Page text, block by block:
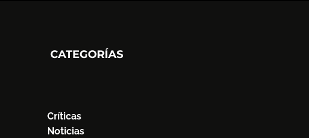
CATEGORÍAS
Críticas
Noticias